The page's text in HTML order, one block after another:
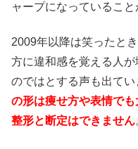
ャープになっていること
2009年以降は笑ったと
方に違和感を覚える人
のではとする声も出てい
の形は痩せ方や表情でも
整形と断定はできません